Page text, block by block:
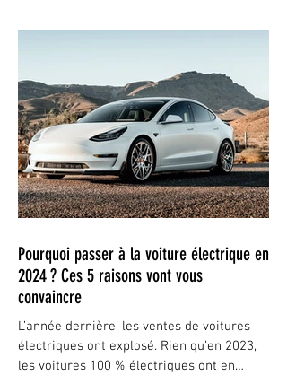
Pourquoi passer à la voiture électrique en
2024 ? Ces 5 raisons vont vous
convaincre
L’année dernière, les ventes de voitures
électriques ont explosé. Rien qu’en 2023,
les voitures 100 % électriques ont en